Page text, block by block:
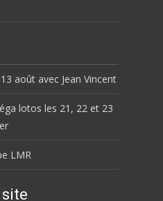
août avec Jean Vincent
lotos les 21, 22 et 23
LMR
site